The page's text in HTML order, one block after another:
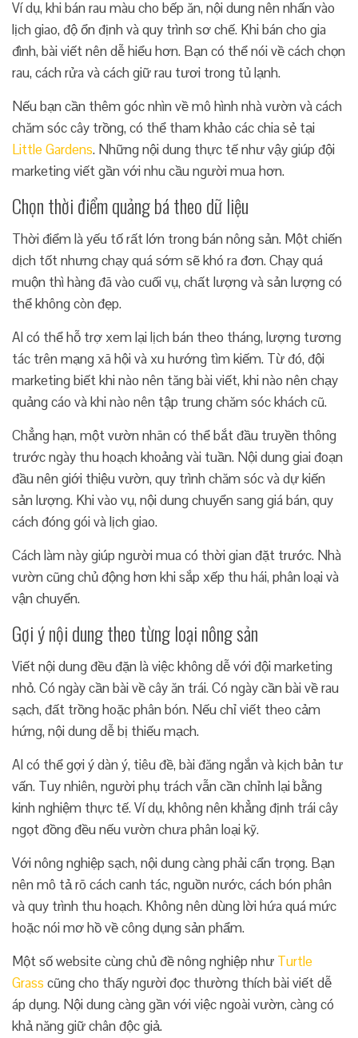
Ví dụ, khi bán rau màu cho bếp ăn, nội dung nên nhấn vào
lịch giao, độ ổn định và quy trình sơ chế. Khi bán cho gia
đình, bài viết nên dễ hiểu hơn. Bạn có thể nói về cách chọn
rau, cách rửa và cách giữ rau tươi trong tủ lạnh.
Nếu bạn cần thêm góc nhìn về mô hình nhà vườn và cách
chăm sóc cây trồng, có thể tham khảo các chia sẻ tại
Little Gardens. Những nội dung thực tế như vậy giúp đội
marketing viết gần với nhu cầu người mua hơn.
Chọn thời điểm quảng bá theo dữ liệu
Thời điểm là yếu tố rất lớn trong bán nông sản. Một chiến
dịch tốt nhưng chạy quá sớm sẽ khó ra đơn. Chạy quá
muộn thì hàng đã vào cuối vụ, chất lượng và sản lượng có
thể không còn đẹp.
AI có thể hỗ trợ xem lại lịch bán theo tháng, lượng tương
tác trên mạng xã hội và xu hướng tìm kiếm. Từ đó, đội
marketing biết khi nào nên tăng bài viết, khi nào nên chạy
quảng cáo và khi nào nên tập trung chăm sóc khách cũ.
Chẳng hạn, một vườn nhãn có thể bắt đầu truyền thông
trước ngày thu hoạch khoảng vài tuần. Nội dung giai đoạn
đầu nên giới thiệu vườn, quy trình chăm sóc và dự kiến
sản lượng. Khi vào vụ, nội dung chuyển sang giá bán, quy
cách đóng gói và lịch giao.
Cách làm này giúp người mua có thời gian đặt trước. Nhà
vườn cũng chủ động hơn khi sắp xếp thu hái, phân loại và
vận chuyển.
Gợi ý nội dung theo từng loại nông sản
Viết nội dung đều đặn là việc không dễ với đội marketing
nhỏ. Có ngày cần bài về cây ăn trái. Có ngày cần bài về rau
sạch, đất trồng hoặc phân bón. Nếu chỉ viết theo cảm
hứng, nội dung dễ bị thiếu mạch.
AI có thể gợi ý dàn ý, tiêu đề, bài đăng ngắn và kịch bản tư
vấn. Tuy nhiên, người phụ trách vẫn cần chỉnh lại bằng
kinh nghiệm thực tế. Ví dụ, không nên khẳng định trái cây
ngọt đồng đều nếu vườn chưa phân loại kỹ.
Với nông nghiệp sạch, nội dung càng phải cẩn trọng. Bạn
nên mô tả rõ cách canh tác, nguồn nước, cách bón phân
và quy trình thu hoạch. Không nên dùng lời hứa quá mức
hoặc nói mơ hồ về công dụng sản phẩm.
Một số website cùng chủ đề nông nghiệp như Turtle
Grass cũng cho thấy người đọc thường thích bài viết dễ
áp dụng. Nội dung càng gần với việc ngoài vườn, càng có
khả năng giữ chân độc giả.